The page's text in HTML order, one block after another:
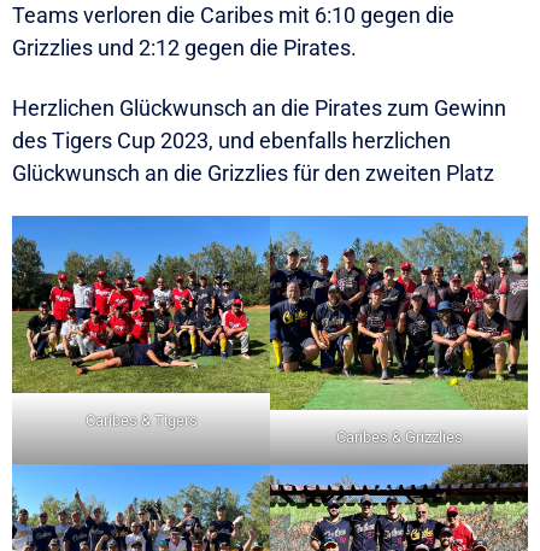
Teams verloren die Caribes mit 6:10 gegen die
Grizzlies und 2:12 gegen die Pirates.
Herzlichen Glückwunsch an die Pirates zum Gewinn
des Tigers Cup 2023, und ebenfalls herzlichen
Glückwunsch an die Grizzlies für den zweiten Platz
Caribes & Tigers
Caribes & Grizzlies